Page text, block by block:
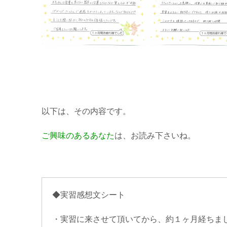
以下は、その内容です。
ご興味のあるあなたは、お読み下さいね。
◆実習感想文シート
・実習に来させて頂いてから、約１ヶ月経ちま